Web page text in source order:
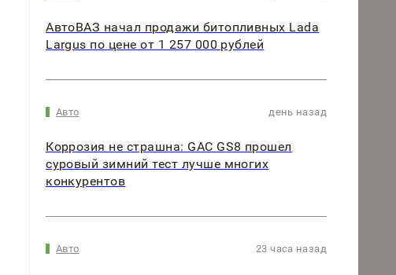
АвтоВАЗ начал продажи битопливных Lada
Largus по цене от 1 257 000 рублей
Авто день назад
Коррозия не страшна: GAC GS8 прошел
суровый зимний тест лучше многих
конкурентов
Авто 23 часа назад